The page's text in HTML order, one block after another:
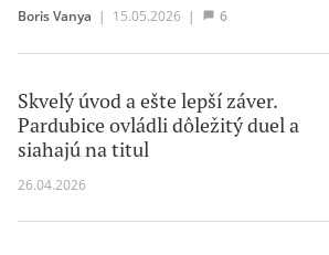
Boris Vanya | 15.05.2026 | 6
Skvelý úvod a ešte lepší záver.
Pardubice ovládli dôležitý duel a
siahajú na titul
26.04.2026